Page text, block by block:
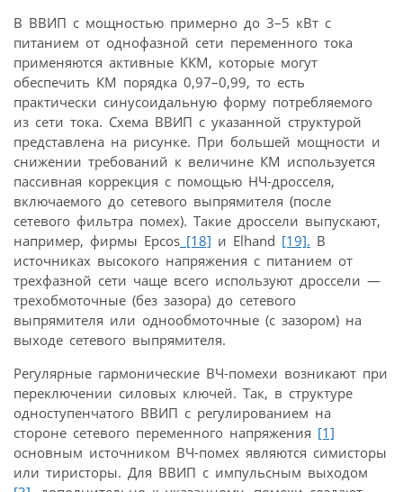
В ВВИП с мощностью примерно до 3–5 кВт с
питанием от однофазной сети переменного тока
применяются активные ККМ, которые могут
обеспечить КМ порядка 0,97–0,99, то есть
практически синусоидальную форму потребляемого
из сети тока. Схема ВВИП с указанной структурой
представлена на рисунке. При большей мощности и
снижении требований к величине КМ используется
пассивная коррекция с помощью НЧ-дросселя,
включаемого до сетевого выпрямителя (после
сетевого фильтра помех). Такие дроссели выпускают,
например, фирмы Epcos [18] и Elhand [19]. В
источниках высокого напряжения с питанием от
трехфазной сети чаще всего используют дроссели —
трехобмоточные (без зазора) до сетевого
выпрямителя или однообмоточные (с зазором) на
выходе сетевого выпрямителя.
Регулярные гармонические ВЧ-помехи возникают при
переключении силовых ключей. Так, в структуре
одноступенчатого ВВИП с регулированием на
стороне сетевого переменного напряжения [1]
основным источником ВЧ-помех являются симисторы
или тиристоры. Для ВВИП с импульсным выходом